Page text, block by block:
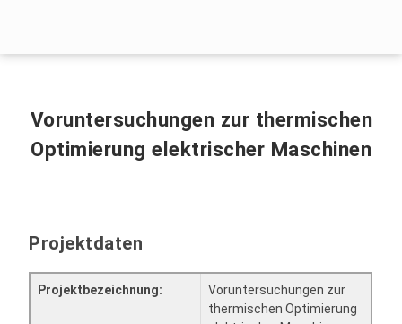
Voruntersuchungen zur thermischen
Optimierung elektrischer Maschinen
Projektdaten
Projektbezeichnung:
Voruntersuchungen zur
thermischen Optimierung